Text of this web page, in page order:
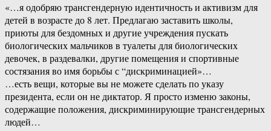
«…я одобряю трансгендерную идентичность и активизм для
детей в возрасте до 8 лет. Предлагаю заставить школы,
приюты для бездомных и другие учреждения пускать
биологических мальчиков в туалеты для биологических
девочек, в раздевалки, другие помещения и спортивные
состязания во имя борьбы с “дискриминацией»…
…есть вещи, которые вы не можете сделать по указу
президента, если он не диктатор. Я просто изменю законы,
содержащие положения, дискриминирующие трансгендерных
людей…